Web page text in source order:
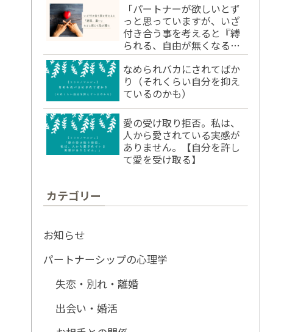
「パートナーが欲しいとず
っと思っていますが、いざ
付き合う事を考えると『縛
られる、自由が無くなる、
窮屈、重い』と感じて及び
腰になってしまいます。」
なめられバカにされてばか
り（それくらい自分を抑え
ているのかも）
愛の受け取り拒否。私は、
人から愛されている実感が
ありません。【自分を許し
て愛を受け取る】
カテゴリー
お知らせ
パートナーシップの心理学
失恋・別れ・離婚
出会い・婚活